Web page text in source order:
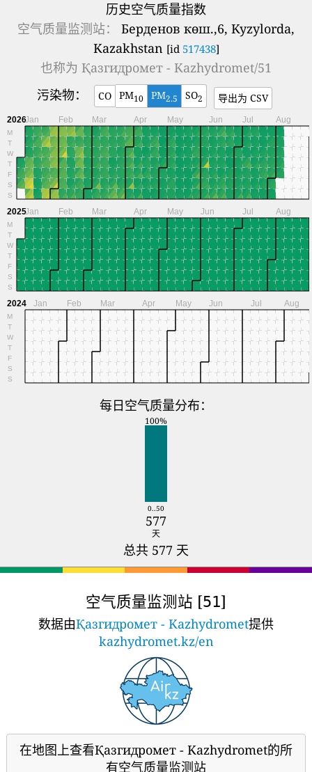
历史空气质量指数
空气质量监测站：
Берденов көш.,6, Kyzylorda,
Kazakhstan [id 517438]
也称为 Қазгидромет - Kazhydromet/51
污染物：
CO PM10 PM2.5 SO2 导出为 CSV
2026
M
T
W
T
F
S
S
Jan Feb Mar Apr May Jun Jul Aug
2025
M
T
W
T
F
S
S
Jan Feb Mar Apr May Jun Jul Aug
2024
M
T
W
T
F
S
S
Jan Feb Mar Apr May Jun Jul Aug
每日空气质量分布：
100%
0..50
577
天
总共 577 天
空气质量监测站 [51]
数据由Қазгидромет - Kazhydromet提供
kazhydromet.kz/en
在地图上查看Қазгидромет - Kazhydromet的所
有空气质量监测站